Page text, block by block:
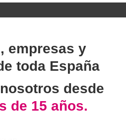
empresas y
toda España
desde
de 15 años.